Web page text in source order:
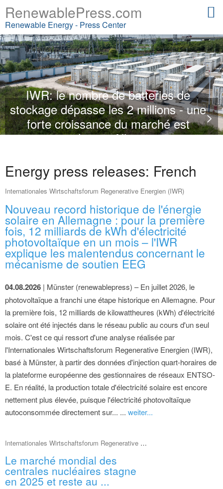
RenewablePress.com
Renewable Energy - Press Center
IWR: le nombre de batteries de
stockage dépasse les 2 millions - une
forte croissance du marché est
attendue en Allemagne
>
Energy press releases: French
Internationales Wirtschaftsforum Regenerative Energien (IWR)
Nouveau record historique de l'énergie
solaire en Allemagne : pour la première
fois, 12 milliards de kWh d'électricité
photovoltaïque en un mois – l'IWR
explique les malentendus concernant le
mécanisme de soutien EEG
04.08.2026 | Münster (renewablepress) – En juillet 2026, le
photovoltaïque a franchi une étape historique en Allemagne. Pour
la première fois, 12 milliards de kilowattheures (kWh) d'électricité
solaire ont été injectés dans le réseau public au cours d'un seul
mois. C'est ce qui ressort d'une analyse réalisée par
l'Internationales Wirtschaftsforum Regenerative Energien (IWR),
basé à Münster, à partir des données d'injection quart-horaires de
la plateforme européenne des gestionnaires de réseaux ENTSO-
E. En réalité, la production totale d'électricité solaire est encore
nettement plus élevée, puisque l'électricité photovoltaïque
autoconsommée directement sur... ... weiter...
Internationales Wirtschaftsforum Regenerative Energien (IWR)
Le marché mondial des
centrales nucléaires stagne
en 2025 et reste au ...